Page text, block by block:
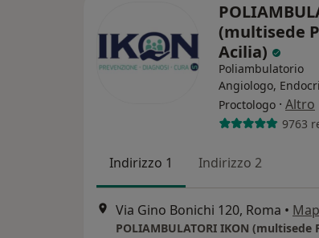
(multisede
Acilia)
Poliambulatorio
Angiologo,
Proctologo · Altro
9763
Indirizzo 1 Indirizzo 2
Via Gino Bonichi 120, Roma •
POLIAMBULATORI IKON (multisede